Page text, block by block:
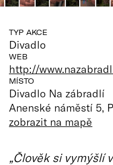
TYP AKCE
Divadlo
WEB
http://
MÍSTO
Divadlo Na zábradlí
Anenské náměstí 5,
zobrazit na mapě
„Člověk si vymýšlí